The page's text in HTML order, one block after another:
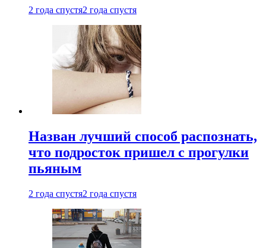
2 года спустя2 года спустя
Назван лучший способ распознать,
что подросток пришел с прогулки
пьяным
2 года спустя2 года спустя